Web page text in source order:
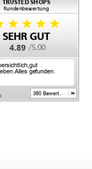
4.89